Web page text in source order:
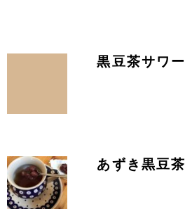
黒豆茶サワー
あずき黒豆茶